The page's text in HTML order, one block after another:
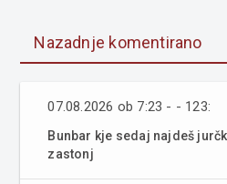
Nazadnje komentirano
07.08.2026 ob 7:23 - - 123:
Bunbar kje sedaj najdeš
zastonj